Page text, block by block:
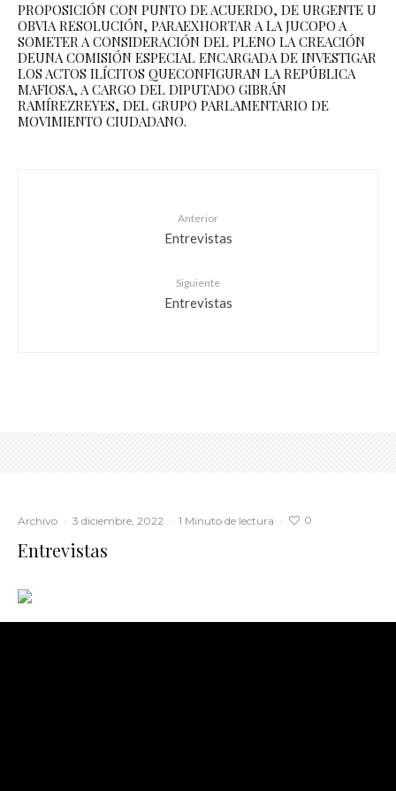
PROPOSICIÓN CON PUNTO DE ACUERDO, DE URGENTE U
OBVIA RESOLUCIÓN, PARAEXHORTAR A LA JUCOPO A
SOMETER A CONSIDERACIÓN DEL PLENO LA CREACIÓN
DEUNA COMISIÓN ESPECIAL ENCARGADA DE INVESTIGAR
LOS ACTOS ILÍCITOS QUECONFIGURAN LA REPÚBLICA
MAFIOSA, A CARGO DEL DIPUTADO GIBRÁN
RAMÍREZREYES, DEL GRUPO PARLAMENTARIO DE
MOVIMIENTO CIUDADANO.
Anterior
Entrevistas
Siguiente
Entrevistas
Archivo · 3 diciembre, 2022 · 1 Minuto de lectura · 0
Entrevistas